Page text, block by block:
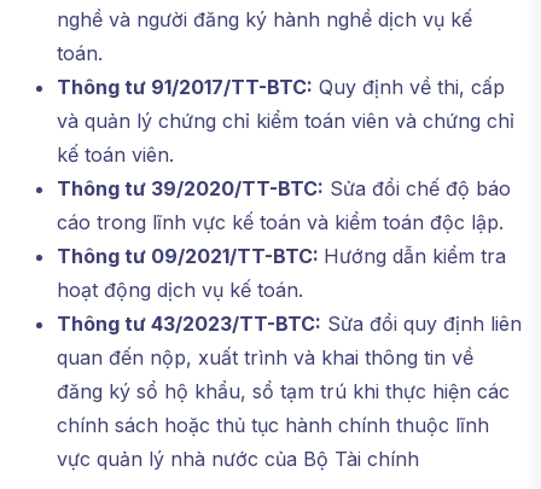
nghề và người đăng ký hành nghề dịch vụ kế
toán.
Thông tư 91/2017/TT-BTC: Quy định về thi, cấp
và quản lý chứng chỉ kiểm toán viên và chứng chỉ
kế toán viên.
Thông tư 39/2020/TT-BTC: Sửa đổi chế độ báo
cáo trong lĩnh vực kế toán và kiểm toán độc lập.
Thông tư 09/2021/TT-BTC: Hướng dẫn kiểm tra
hoạt động dịch vụ kế toán.
Thông tư 43/2023/TT-BTC: Sửa đổi quy định liên
quan đến nộp, xuất trình và khai thông tin về
đăng ký sổ hộ khẩu, sổ tạm trú khi thực hiện các
chính sách hoặc thủ tục hành chính thuộc lĩnh
vực quản lý nhà nước của Bộ Tài chính